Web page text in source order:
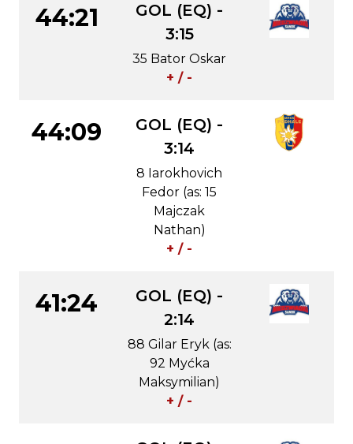
44:21
GOL (EQ) -
3:15
35 Bator Oskar
+ / -
44:09
GOL (EQ) -
3:14
8 Iarokhovich
Fedor (as: 15
Majczak
Nathan)
+ / -
41:24
GOL (EQ) -
2:14
88 Gilar Eryk (as:
92 Myćka
Maksymilian)
+ / -